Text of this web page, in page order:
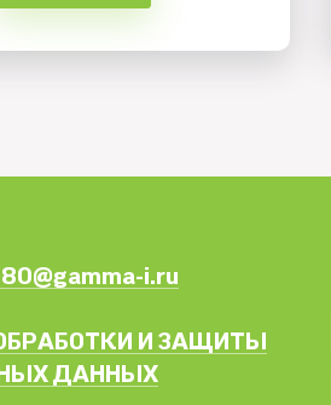
i.ru
И ЗАЩИТЫ
ДАННЫХ